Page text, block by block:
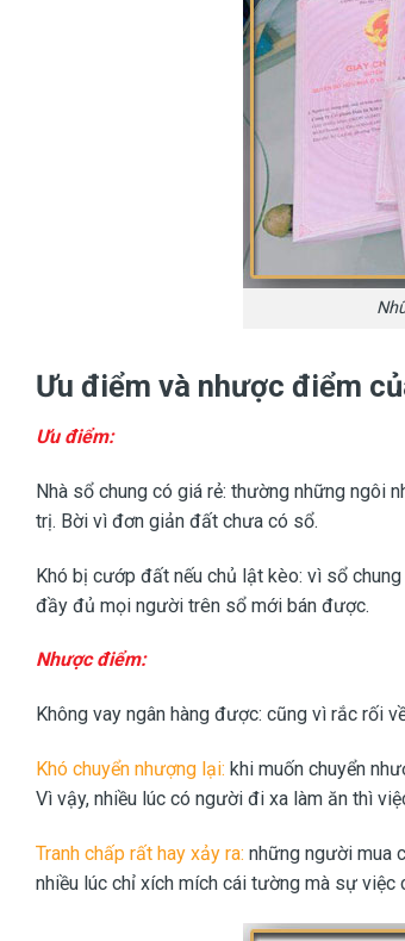
Ưu điểm và nhược điểm
Ưu điểm:
Nhà sổ chung có giá rẻ: thường những ngôi
trị. Bời vì đơn giản đất chưa có sổ.
Khó bị cướp đất nếu chủ lật kèo: vì sổ
đầy đủ mọi người trên sổ mới bán được.
Nhược điểm:
Không vay ngân hàng được: cũng vì rắc rối
Khó chuyển nhượng lại: khi muốn chuyển
Vì vậy, nhiều lúc có người đi xa làm ăn thì
Tranh chấp rất hay xảy ra: những người mua
nhiều lúc chỉ xích mích cái tường mà sự việc